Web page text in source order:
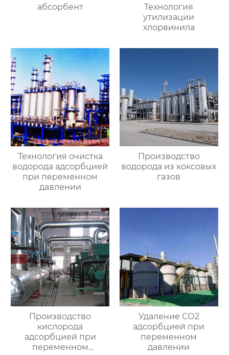
абсорбент
Технология
утилизации
хлорвинила
Технология очистка
водорода адсорбцией
при переменном
давлении
Производство
водорода из коксовых
газов
Производство
кислорода
адсорбцией при
переменном
Удаление СО2
адсорбцией при
переменном
давлении